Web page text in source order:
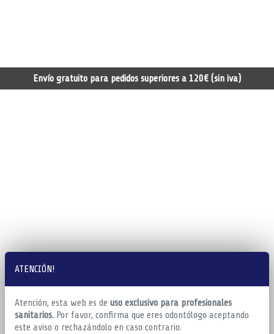
ATENCIÓN!
Atención, esta web es de uso exclusivo para profesionales
sanitarios. Por favor, confirma que eres odontólogo aceptando
este aviso o rechazándolo en caso contrario.
Envío gratuito para pedidos superiores a 120€ (sin iva)